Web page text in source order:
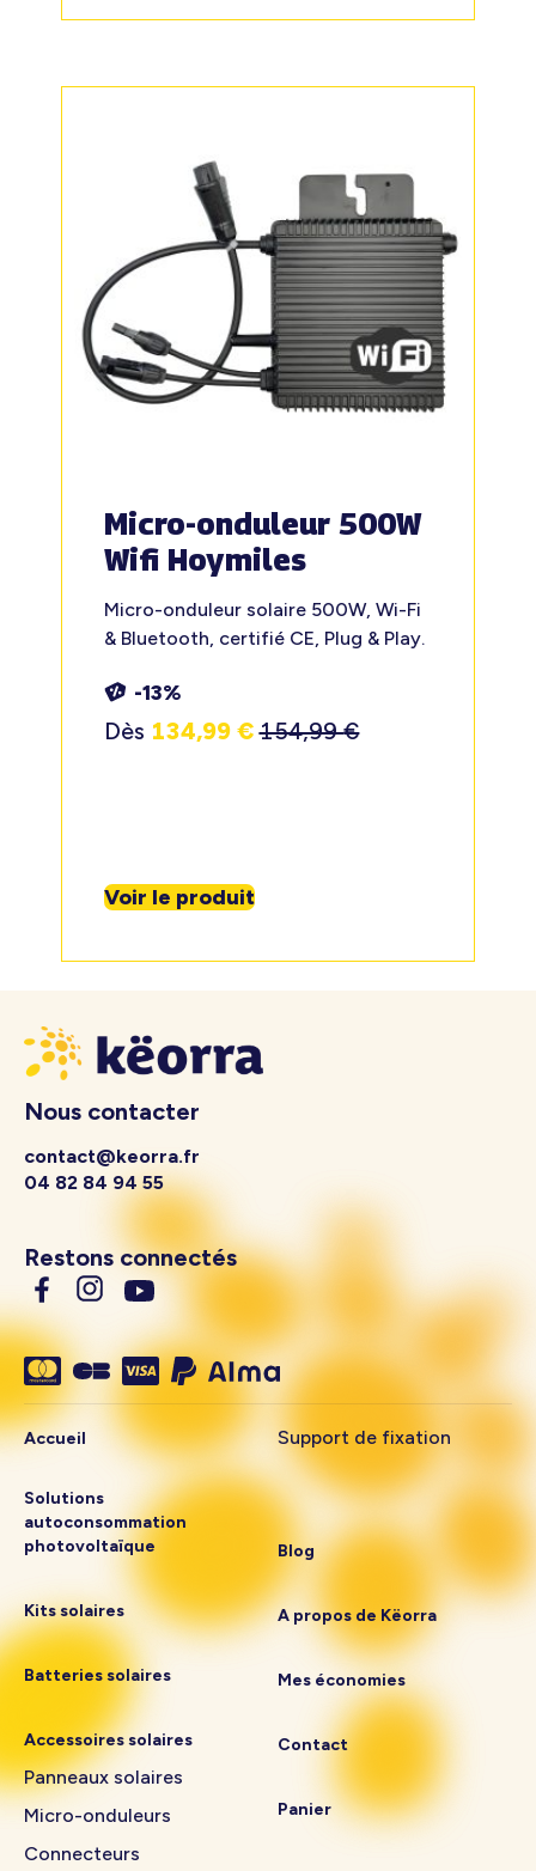
Micro-onduleur 500W
Wifi Hoymiles
Micro-onduleur solaire 500W, Wi-Fi
& Bluetooth, certifié CE, Plug & Play.
-13%
Dès 134,99€154,99€
Voir le produit
Nous contacter
contact@keorra.fr
04 82 84 94 55
Restons connectés
Accueil
Solutions
autoconsommation
photovoltaïque
Kits solaires
Batteries solaires
Accessoires solaires
Panneaux solaires
Micro-onduleurs
Connecteurs
Support de fixation
Blog
A propos de Këorra
Mes économies
Contact
Panier